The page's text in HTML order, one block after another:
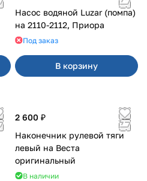
Насос водяной Luzar (помпа)
на 2110-2112, Приора
Под заказ
В корзину
2 600 ₽
Наконечник рулевой тяги
левый на Веста
оригинальный
В наличии